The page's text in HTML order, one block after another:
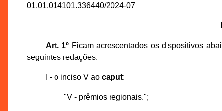
01.01.014101.336440/2024-07
Art. 1º Ficam acrescentados os dispositivos
seguintes redações:
I - o inciso V ao caput:
"V - prêmios regionais.";